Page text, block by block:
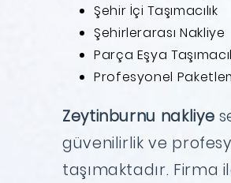
Şehir İçi Taşımacılık
Şehirlerarası Nakliye
Parça Eşya
Profesyonel
Zeytinburnu nakliye
güvenilirlik ve
taşımaktadır.